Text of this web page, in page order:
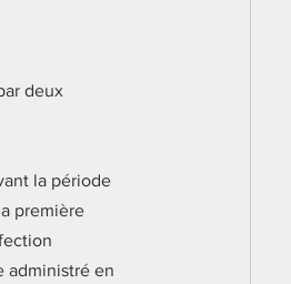
deux
la période
première
administré en